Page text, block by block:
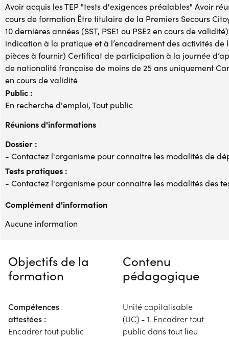
Avoir acquis les TEP "tests d'exigences préalables" Avoir
cours de formation Être titulaire de la Premiers Secours
10 dernières années (SST, PSE1 ou PSE2 en cours de
indication à la pratique et à l’encadrement des activités de
pièces à fournir) Certificat de participation à la journée
de nationalité française de moins de 25 ans uniquement
en cours de validité
Public :
En recherche d'emploi, Tout public
Réunions d'informations
Dossier :
- Contactez l'organisme pour connaitre les modalités de
Tests pratiques :
- Contactez l'organisme pour connaitre les modalités des
Complément d'information
Aucune information
Objectifs de la
formation
Compétences
attestées :
Encadrer tout public
Contenu
pédagogique
Unité capitalisable
(UC) - 1. Encadrer tout
public dans tout lieu